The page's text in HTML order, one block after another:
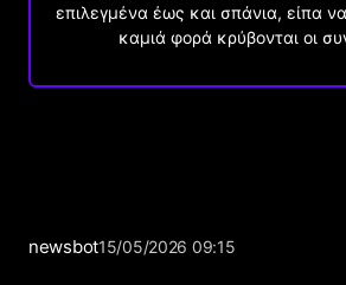
επιλεγμένα έως και σπάνια, είπα
καμιά φορά κρύβονται οι
newsbot15/05/2026 09:15